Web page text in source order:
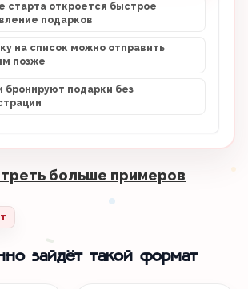
старта откроется быстрое
подарков
на список можно отправить
позже
бронируют подарки без
больше примеров
зайдёт такой формат